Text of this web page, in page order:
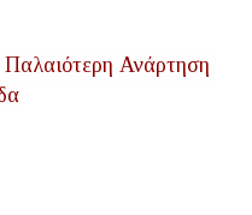
Παλαιότερη Ανάρτηση